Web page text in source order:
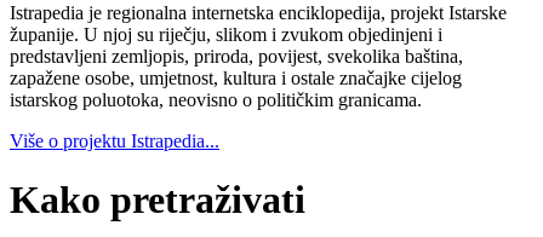
Istrapedia je regionalna internetska enciklopedija, projekt Istarske
županije. U njoj su riječju, slikom i zvukom objedinjeni i
predstavljeni zemljopis, priroda, povijest, svekolika baština,
zapažene osobe, umjetnost, kultura i ostale značajke cijelog
istarskog poluotoka, neovisno o političkim granicama.
Više o projektu Istrapedia...
Kako pretraživati